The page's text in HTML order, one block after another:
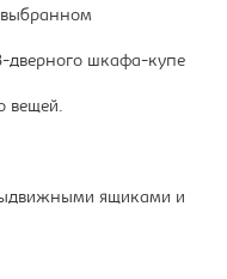
дверного шкафа-купе
вещей.
ящиками и